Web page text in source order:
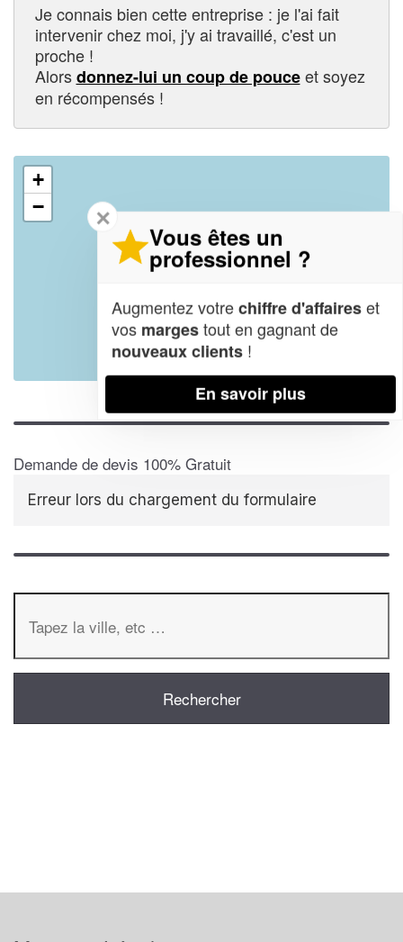
Je connais bien cette entreprise : je l'ai fait
intervenir chez moi, j'y ai travaillé, c'est un
proche !
Alorsdonnez-lui un coup de pouceet soyez
en récompensés !
+
−
Leaflet| Map data ©OpenStreetMap contributors,CC-BY-SA
Demande de devis 100% Gratuit
Erreur lors du chargement du formulaire
✕
Vous êtes un
professionnel ?
Augmentez votrechiffre d'affaireset
vos margestout en gagnant de
nouveaux clients !
En savoir plus